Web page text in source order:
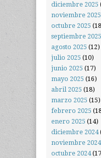
diciembre 2025
noviembre 2025
octubre 2025
septiembre 2025
agosto 2025 (12)
julio 2025 (10)
junio 2025 (17)
mayo 2025 (16)
abril 2025 (18)
marzo 2025 (15)
febrero 2025
enero 2025 (14)
diciembre 2024
noviembre 2024
octubre 2024